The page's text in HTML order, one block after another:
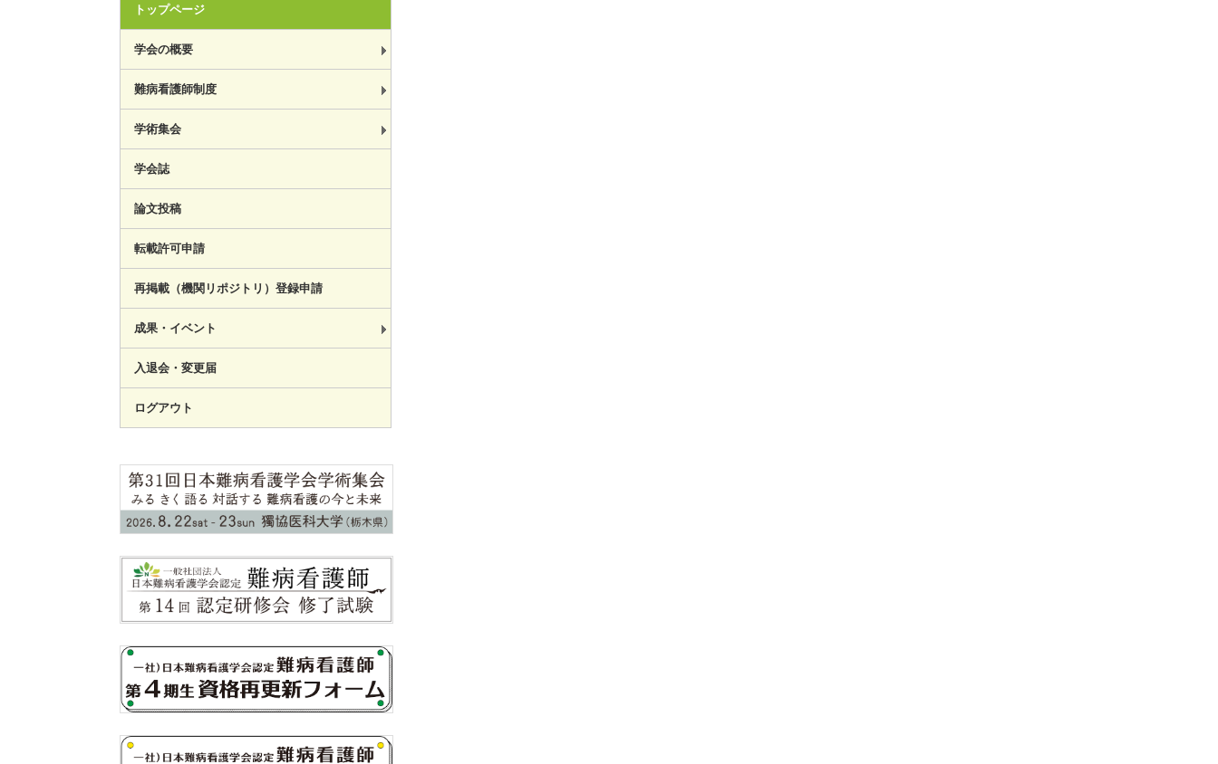
トップページ
学会の概要
難病看護師制度
学術集会
学会誌
論文投稿
転載許可申請
再掲載（機関リポジトリ）登録申請
成果・イベント
入退会・変更届
ログアウト